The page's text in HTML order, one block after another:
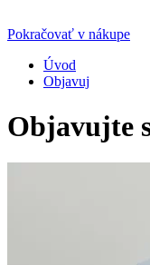
Pokračovať v nákupe
Úvod
Objavuj
Objavujte